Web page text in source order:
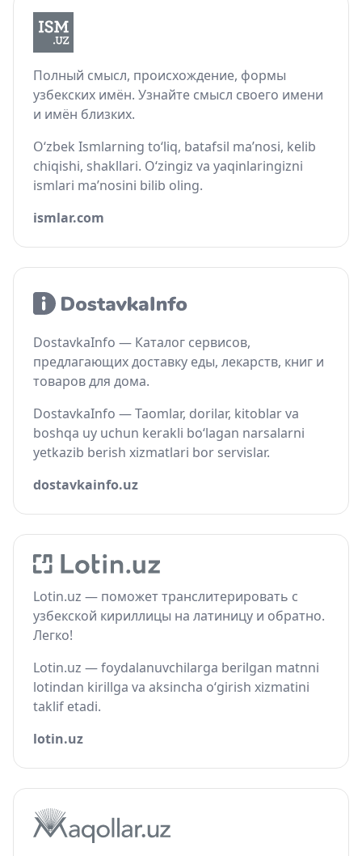
Полный смысл, происхождение, формы
узбекских имён. Узнайте смысл своего имени
и имён близких.
O‘zbek Ismlarning to‘liq, batafsil ma’nosi, kelib
chiqishi, shakllari. O‘zingiz va yaqinlaringizni
ismlari ma’nosini bilib oling.
ismlar.com
DostavkaInfo — Каталог сервисов,
предлагающих доставку еды, лекарств, книг и
товаров для дома.
DostavkaInfo — Taomlar, dorilar, kitoblar va
boshqa uy uchun kerakli bo‘lagan narsalarni
yetkazib berish xizmatlari bor servislar.
dostavkainfo.uz
Lotin.uz — поможет транслитерировать с
узбекской кириллицы на латиницу и обратно.
Легко!
Lotin.uz — foydalanuvchilarga berilgan matnni
lotindan kirillga va aksincha o‘girish xizmatini
taklif etadi.
lotin.uz